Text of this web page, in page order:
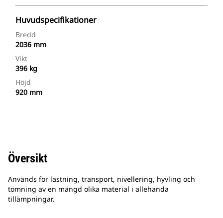
Huvudspecifikationer
Bredd
2036 mm
Vikt
396 kg
Höjd
920 mm
Översikt
Används för lastning, transport, nivellering, hyvling och
tömning av en mängd olika material i allehanda
tillämpningar.